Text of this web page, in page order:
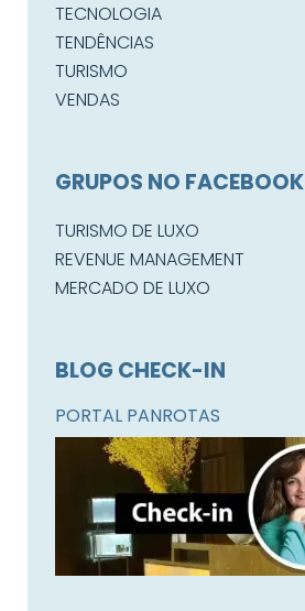
TECNOLOGIA
TENDÊNCIAS
TURISMO
VENDAS
GRUPOS NO FACEBOOK
TURISMO DE LUXO
REVENUE MANAGEMENT
MERCADO DE LUXO
BLOG CHECK-IN
PORTAL PANROTAS